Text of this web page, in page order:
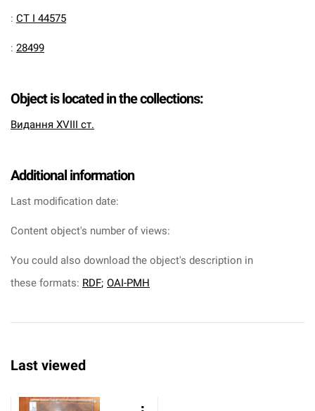
: CT I 44575
: 28499
Object is located in the collections:
Видання XVIII ст.
Additional information
Last modification date:
Content object's number of views:
You could also download the object's description in
these formats: RDF; OAI-PMH
Last viewed